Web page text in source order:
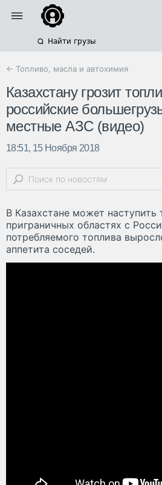
Найти грузы
← Топливо, масла и автохимия
Казахстану грозит
российские
местные АЗС (видео)
18:51, 15 Ноября 2018
В Казахстане может
приграничных областях с
потребляемого топлива
аппетита соседей.